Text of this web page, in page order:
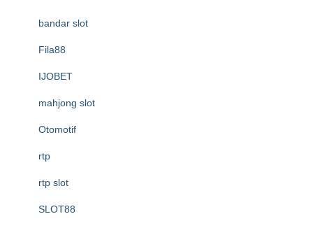
bandar slot
Fila88
IJOBET
mahjong slot
Otomotif
rtp
rtp slot
SLOT88